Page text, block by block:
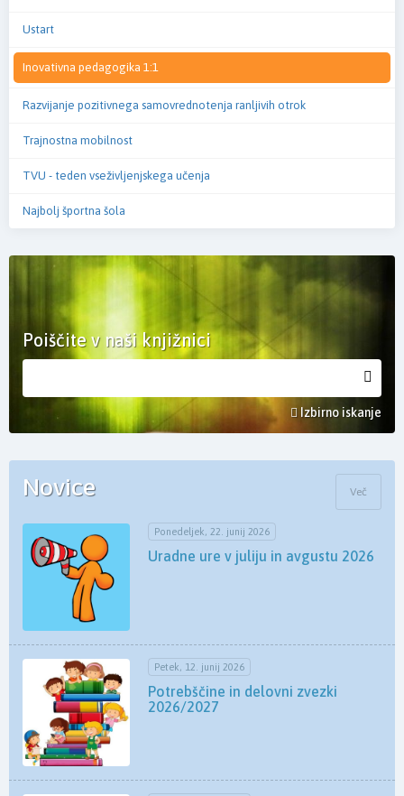
Ustart
Inovativna pedagogika 1:1
Razvijanje pozitivnega samovrednotenja ranljivih otrok
Trajnostna mobilnost
TVU - teden vseživljenjskega učenja
Najbolj športna šola
Poiščite v naši knjižnici
Izbirno iskanje
Novice Več
Ponedeljek, 22. junij 2026
Uradne ure v juliju in avgustu 2026
Petek, 12. junij 2026
Potrebščine in delovni zvezki
2026/2027